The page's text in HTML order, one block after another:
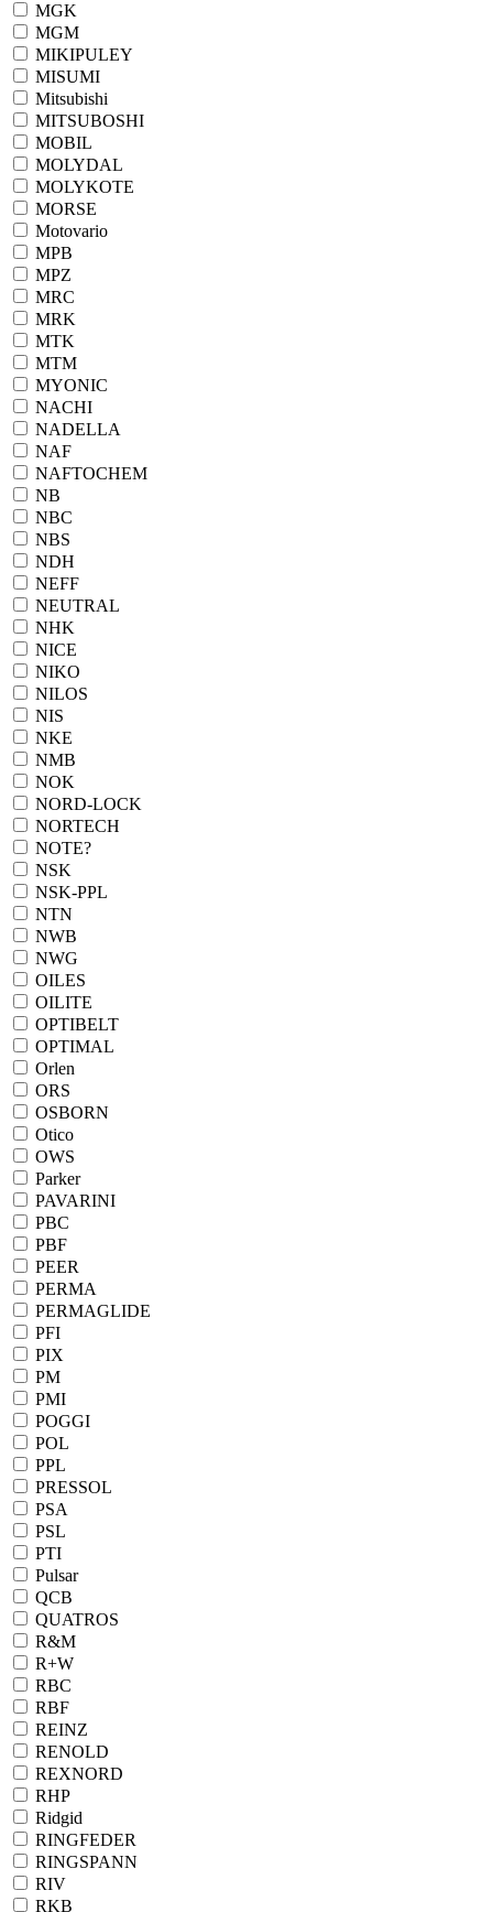
MGK
MGM
MIKIPULEY
MISUMI
Mitsubishi
MITSUBOSHI
MOBIL
MOLYDAL
MOLYKOTE
MORSE
Motovario
MPB
MPZ
MRC
MRK
MTK
MTM
MYONIC
NACHI
NADELLA
NAF
NAFTOCHEM
NB
NBC
NBS
NDH
NEFF
NEUTRAL
NHK
NICE
NIKO
NILOS
NIS
NKE
NMB
NOK
NORD-LOCK
NORTECH
NOTE?
NSK
NSK-PPL
NTN
NWB
NWG
OILES
OILITE
OPTIBELT
OPTIMAL
Orlen
ORS
OSBORN
Otico
OWS
Parker
PAVARINI
PBC
PBF
PEER
PERMA
PERMAGLIDE
PFI
PIX
PM
PMI
POGGI
POL
PPL
PRESSOL
PSA
PSL
PTI
Pulsar
QCB
QUATROS
R&M
R+W
RBC
RBF
REINZ
RENOLD
REXNORD
RHP
Ridgid
RINGFEDER
RINGSPANN
RIV
RKB